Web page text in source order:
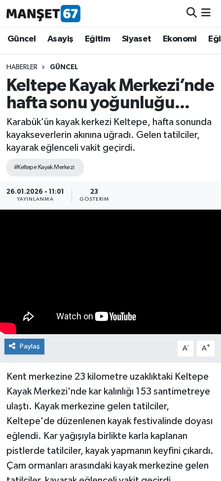
Güncel Asayiş Eğitim Siyaset Ekonomi
HABERLER GÜNCEL
Keltepe Kayak Merkezi’nde
hafta sonu yoğunluğu...
Karabük'ün kayak kerkezi Keltepe, hafta sonunda
kayakseverlerin akınına uğradı. Gelen tatilciler,
kayarak eğlenceli vakit geçirdi.
#Keltepe Kayak Merkezi
26.01.2026 - 11:01
YAYINLANMA
23
GÖSTERIM
Paylaş A- A+
Kent merkezine 23 kilometre uzaklıktaki Keltepe
Kayak Merkezi'nde kar kalınlığı 153 santimetreye
ulaştı. Kayak merkezine gelen tatilciler,
Keltepe'de düzenlenen kayak festivalinde doyası
eğlendi. Kar yağışıyla birlikte karla kaplanan
pistlerde tatilciler, kayak yapmanın keyfini çıkardı.
Çam ormanları arasındaki kayak merkezine gelen
Güncel
Asayiş
Siyaset
Eğitim
Ekonomi
Kültür-Sanat
Teknoloji